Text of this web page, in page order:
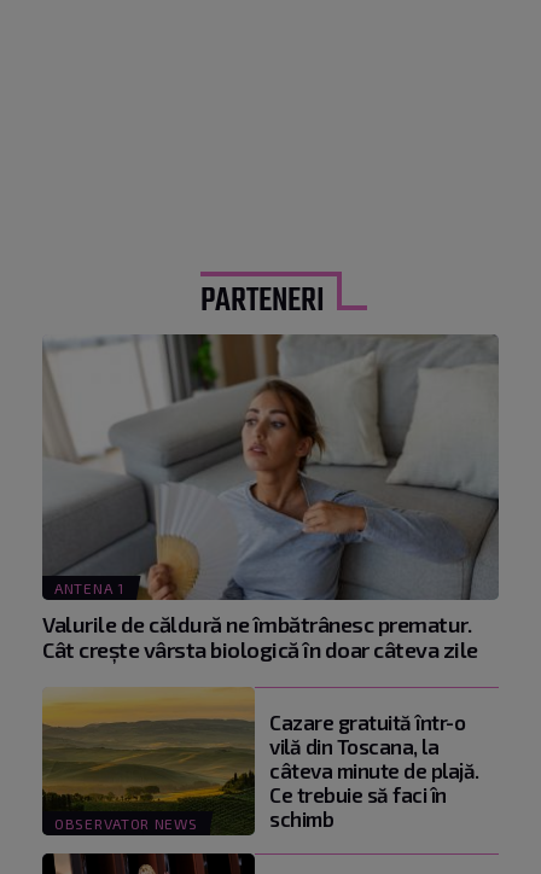
PARTENERI
ANTENA 1
Valurile de căldură ne îmbătrânesc prematur.
Cât crește vârsta biologică în doar câteva zile
OBSERVATOR NEWS
Cazare gratuită într-o
vilă din Toscana, la
câteva minute de plajă.
Ce trebuie să faci în
schimb